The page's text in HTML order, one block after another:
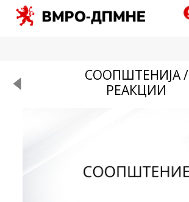
СООПШТЕНИЈА /
РЕАКЦИИ